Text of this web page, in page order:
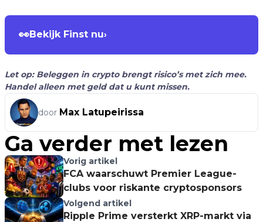
👀Bekijk Finst nu›
Let op: Beleggen in crypto brengt risico’s met zich mee.
Handel alleen met geld dat u kunt missen.
door Max Latupeirissa
Ga verder met lezen
Vorig artikel
FCA waarschuwt Premier League-
clubs voor riskante cryptosponsors
Volgend artikel
Ripple Prime versterkt XRP-markt via